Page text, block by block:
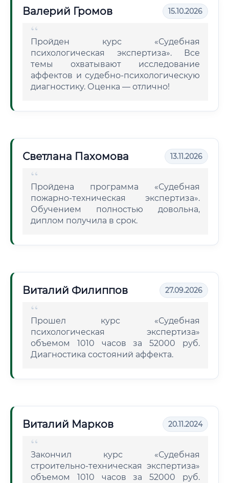
Валерий Громов 15.10.2026
Пройден курс «Судебная
психологическая экспертиза». Все
темы охватывают исследование
аффектов и судебно-психологическую
диагностику. Оценка — отлично!
Светлана Пахомова 13.11.2026
Пройдена программа «Судебная
пожарно-техническая экспертиза».
Обучением полностью довольна,
диплом получила в срок.
Виталий Филиппов 27.09.2026
Прошел курс «Судебная
психологическая экспертиза»
объемом 1010 часов за 52000 руб.
Диагностика состояний аффекта.
Виталий Марков 20.11.2024
Закончил курс «Судебная
строительно-техническая экспертиза»
объемом 1010 часов за 52000 руб.